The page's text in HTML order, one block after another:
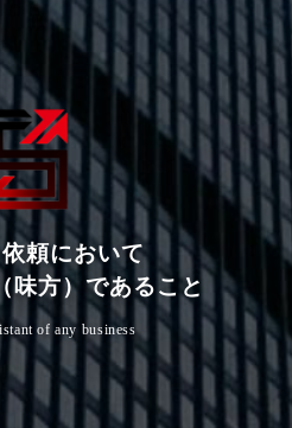
頼において
味方）であること
of any business